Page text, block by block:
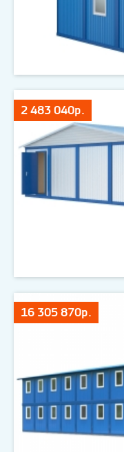
2 483 040р.
16 305 870р.